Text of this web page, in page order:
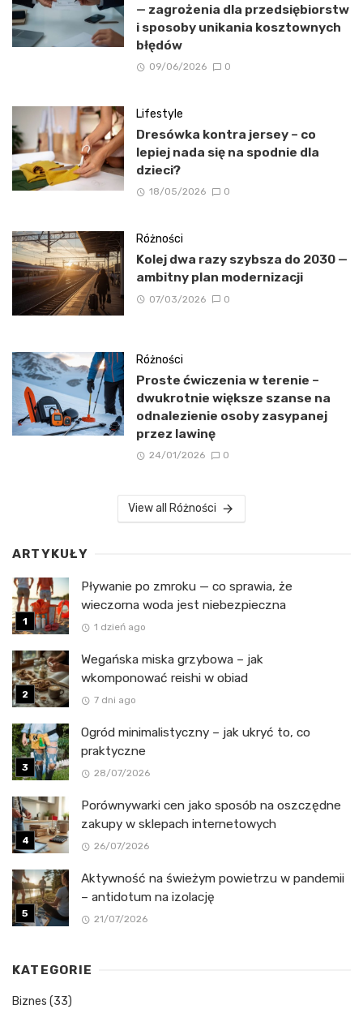
— zagrożenia dla przedsiębiorstw
i sposoby unikania kosztownych
błędów
09/06/2026 0
Lifestyle
Dresówka kontra jersey – co
lepiej nada się na spodnie dla
dzieci?
18/05/2026 0
Różności
Kolej dwa razy szybsza do 2030 —
ambitny plan modernizacji
07/03/2026 0
Różności
Proste ćwiczenia w terenie –
dwukrotnie większe szanse na
odnalezienie osoby zasypanej
przez lawinę
24/01/2026 0
View all Różności
ARTYKUŁY
Pływanie po zmroku — co sprawia, że
wieczorna woda jest niebezpieczna
1 dzień ago
Wegańska miska grzybowa – jak
wkomponować reishi w obiad
7 dni ago
Ogród minimalistyczny – jak ukryć to, co
praktyczne
28/07/2026
Porównywarki cen jako sposób na oszczędne
zakupy w sklepach internetowych
26/07/2026
Aktywność na świeżym powietrzu w pandemii
– antidotum na izolację
21/07/2026
KATEGORIE
Biznes (33)